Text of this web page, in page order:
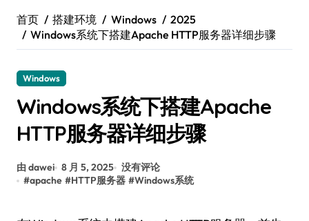
首页 搭建环境 Windows
2025
Windows系统下搭建Apache HTTP服务器详细步骤
Windows
Windows系统下搭建Apache
HTTP服务器详细步骤
由 dawei 8 月 5, 2025 没有评论
#apache #HTTP服务器 #Windows系统